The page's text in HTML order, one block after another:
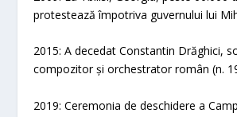
protestează împotriva guvernului lui
2015: A decedat Constantin Drăghici,
compozitor și orchestrator român (n.
2019: Ceremonia de deschidere a